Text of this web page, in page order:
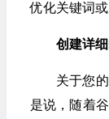
优化关键词
创建详
关于您
是说，随着